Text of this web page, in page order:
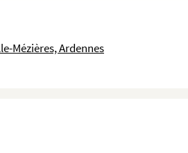
Mézières, Ardennes